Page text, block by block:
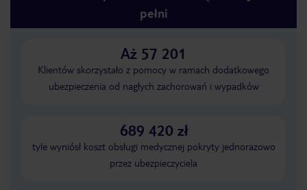
pełni
Aż 57 201
Klientów skorzystało z pomocy w ramach dodatkowego
ubezpieczenia od nagłych zachorowań i wypadków
689 420 zł
tyle wyniósł koszt obsługi medycznej pokryty jednorazowo
przez ubezpieczyciela